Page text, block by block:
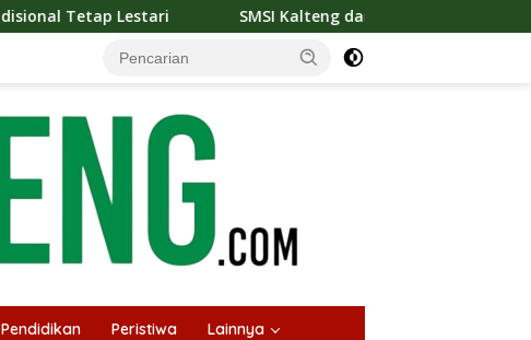
SMSI Kalteng dan Bidan Sean Bangun Kolaborasi Strategis,
Pendidikan Peristiwa Lainnya